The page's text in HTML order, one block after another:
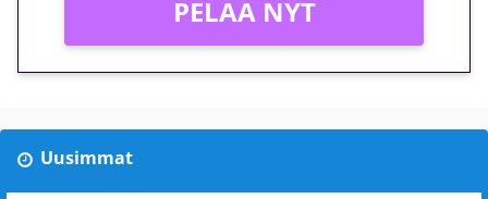
PELAA NYT
Uusimmat